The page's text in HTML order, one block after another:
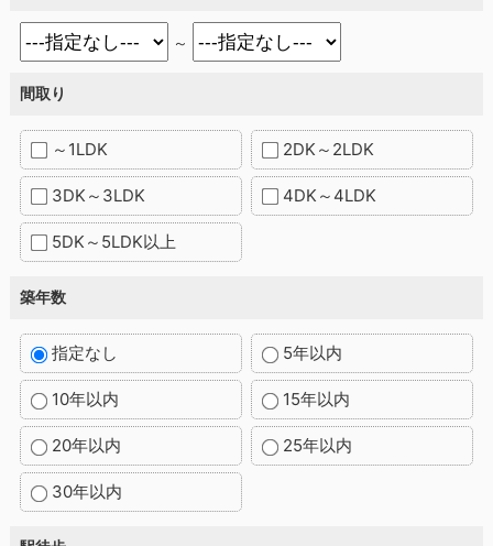
～
間取り
～1LDK 2DK～2LDK
3DK～3LDK 4DK～4LDK
5DK～5LDK以上
築年数
指定なし 5年以内
10年以内 15年以内
20年以内 25年以内
30年以内